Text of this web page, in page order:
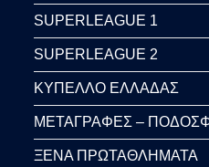
SUPERLEAGUE 1
SUPERLEAGUE 2
ΚΥΠΕΛΛΟ ΕΛΛΑΔΑΣ
ΜΕΤΑΓΡΑΦΕΣ –
ΞΕΝΑ ΠΡΩΤΑΘΛΗΜΑΤΑ